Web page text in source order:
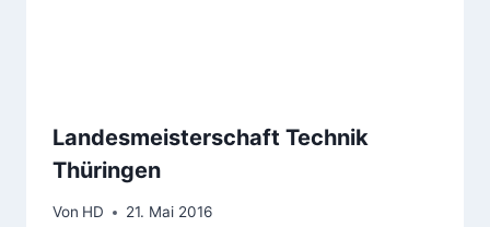
Landesmeisterschaft Technik
Thüringen
Von HD 21. Mai 2016